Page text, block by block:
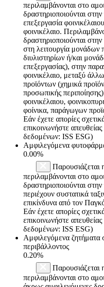
περιλαμβάνονται στο
δραστηριοποιούνται
επεξεργασία
φοινικέλαιο.
δραστηριοποιούνται
στη λειτουργία μονάδων
διυλιστηρίων ή/και
επεξεργασίας), στην
φοινικέλαιο, μεταξύ
προϊόντων (χημικά
προσωπικής
φοινικέλαιου,
φοίνικα, παράγωγων
Εάν έχετε απορίες
επικοινωνήστε
δεδομένων: ISS ESG)
Αμφιλεγόμενα
0.00%
Παρουσιάζεται
περιλαμβάνονται στο
δραστηριοποιούνται
περιέχουν συστατικά
επικίνδυνα από τον
Εάν έχετε απορίες
επικοινωνήστε
δεδομένων: ISS ESG)
Αμφιλεγόμενα ζητήματα
περιβάλλοντος
0.20%
Παρουσιάζεται
περιλαμβάνονται στο